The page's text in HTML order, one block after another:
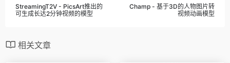
StreamingT2V - PicsArt推出的
可生成长达2分钟视频的模型
Champ - 基于3D的人物图片转
视频动画模型
相关文章